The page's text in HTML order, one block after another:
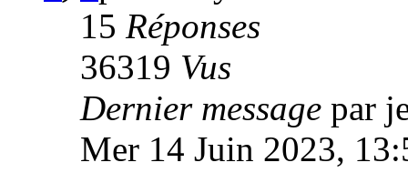
15 Réponses
36319 Vus
Dernier message par
Mer 14 Juin 2023,